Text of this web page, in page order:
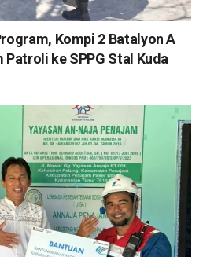
Kompi 2 Batalyon A
ke SPPG Stal Kuda